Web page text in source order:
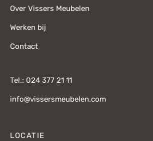
Over Vissers Meubelen
Werken bij
Contact
Tel.: 024 377 21 11
info@vissersmeubelen.com
LOCATIE